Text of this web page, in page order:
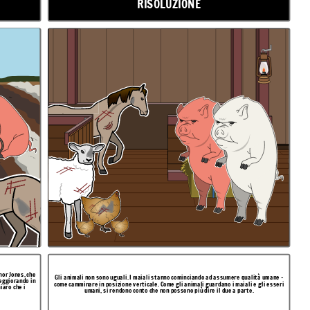
RISOLUZIONE
Jones, che
in
che i
Gli animali non sono uguali. I maiali stanno cominciando ad assumere qualità umane -
come camminare in posizione verticale. Come gli animali guardano i maiali e gli esseri
umani, si rendono conto che non possono più dire il due a parte.